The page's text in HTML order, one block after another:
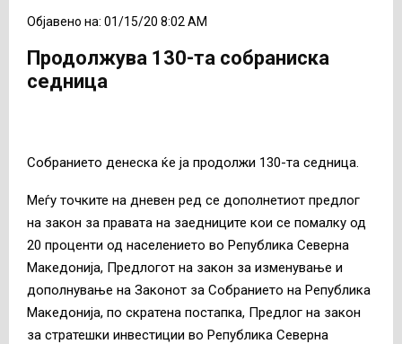
Објавено на: 01/15/20 8:02 AM
Продолжува 130-та собраниска
седница
Собранието денеска ќе ја продолжи 130-та седница.
Меѓу точките на дневен ред се дополнетиот предлог
на закон за правата на заедниците кои се помалку од
20 проценти од населението во Република Северна
Македонија, Предлогот на закон за изменување и
дополнување на Законот за Собранието на Република
Македонија, по скратена постапка, Предлог на закон
за стратешки инвестиции во Република Северна